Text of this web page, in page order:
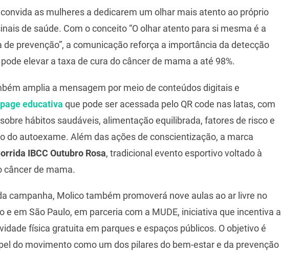
as mulheres a dedicarem um olhar mais atento ao próprio
de saúde. Com o conceito “O olhar atento para si mesma é a
de prevenção”, a comunicação reforça a importância da detecção
elevar a taxa de cura do câncer de mama a até 98%.
amplia a mensagem por meio de conteúdos digitais e
educativa que pode ser acessada pelo QR code nas latas, com
hábitos saudáveis, alimentação equilibrada, fatores de risco e
do autoexame. Além das ações de conscientização, a marca
IBCC Outubro Rosa, tradicional evento esportivo voltado à
câncer de mama.
campanha, Molico também promoverá nove aulas ao ar livre no
e em São Paulo, em parceria com a MUDE, iniciativa que incentiva a
física gratuita em parques e espaços públicos. O objetivo é
do movimento como um dos pilares do bem-estar e da prevenção